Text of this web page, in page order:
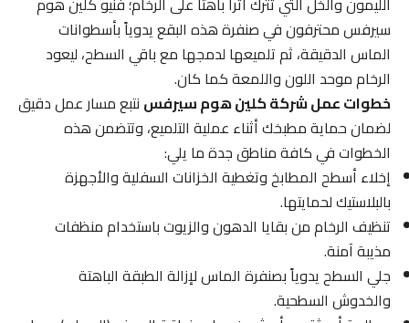
سيرفس محترفون في صنفرة هذه البقع يدوياً بأسطوانات
الماس الدقيقة، ثم تلميعها لدمجها مع باقي السطح، ليعود
الرخام موحد اللون واللمعة كما كان.
خطوات عمل شركة كلين هوم سيرفسنتبع مسار عمل دقيق
لضمان حماية مطبخك أثناء عملية التلميع، وتتضمن هذه
الخطوات في كافة مناطق جدة ما يلي:
إخلاء أسطح المطابخ وتغطية الخزانات السفلية والأجهزة
بالبلاستيك لحمايتها.
تنظيف الرخام من بقايا الدهون والزيوت باستخدام منظفات
مذيبة آمنة.
جلي السطح يدوياً بصنفرة الماس لإزالة الطبقة الباهتة
والخدوش السطحية.